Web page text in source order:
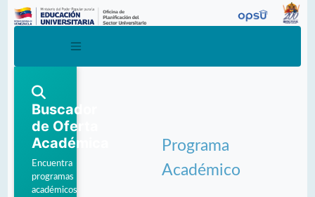
Buscador
de Oferta
Académica
Encuentra
programas
académicos
Programa
Académico